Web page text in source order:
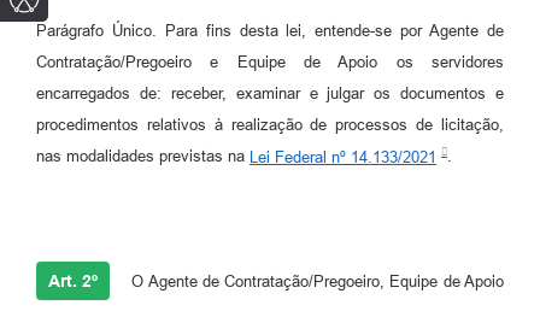
Parágrafo Único. Para fins desta lei, entende-se por Agente de
Contratação/Pregoeiro e Equipe de Apoio os servidores
encarregados de: receber, examinar e julgar os documentos e
procedimentos relativos à realização de processos de licitação,
nas modalidades previstas na Lei Federal nº 14.133/2021 .
Art. 2º O Agente de Contratação/Pregoeiro, Equipe de Apoio